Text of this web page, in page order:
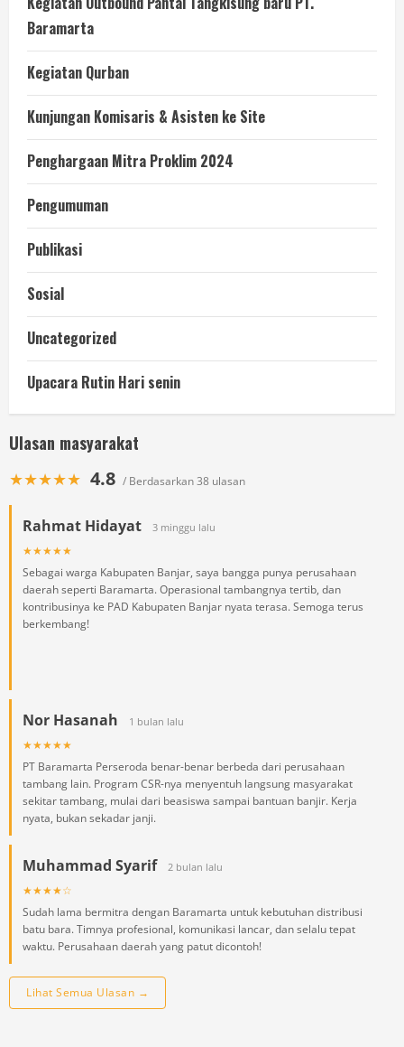
Baramarta
Kegiatan Qurban
Kunjungan Komisaris & Asisten ke Site
Penghargaan Mitra Proklim 2024
Pengumuman
Publikasi
Sosial
Uncategorized
Upacara Rutin Hari senin
Ulasan masyarakat
★★★★★ 4.8 / Berdasarkan 38 ulasan
Rahmat Hidayat 3 minggu lalu
★★★★★
Sebagai warga Kabupaten Banjar, saya bangga punya perusahaan
daerah seperti Baramarta. Operasional tambangnya tertib, dan
kontribusinya ke PAD Kabupaten Banjar nyata terasa. Semoga terus
berkembang!
Nor Hasanah 1 bulan lalu
★★★★★
PT Baramarta Perseroda benar-benar berbeda dari perusahaan
tambang lain. Program CSR-nya menyentuh langsung masyarakat
sekitar tambang, mulai dari beasiswa sampai bantuan banjir. Kerja
nyata, bukan sekadar janji.
Muhammad Syarif 2 bulan lalu
★★★★☆
Sudah lama bermitra dengan Baramarta untuk kebutuhan distribusi
batu bara. Timnya profesional, komunikasi lancar, dan selalu tepat
waktu. Perusahaan daerah yang patut dicontoh!
Lihat Semua Ulasan →